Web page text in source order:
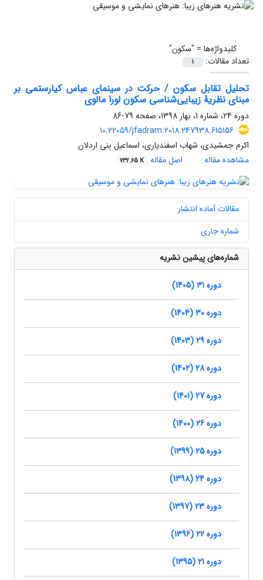
کلیدواژه‌ها = "سکون"
تعداد مقالات:
1
تحلیل تقابل سکون / حرکت در سینمای عباس کیارستمی بر
مبنای نظریۀ زیبایی‌شناسی سکون لورا مالوی
دوره 24، شماره 1، بهار 1398، صفحه
79-86
10.22059/jfadram.2018.247938.615156
اکرم جمشیدی، شهاب اسفندیاری، اسماعیل بنی اردلان
مشاهده مقاله
اصل مقاله 732.65 K
مقالات آماده انتشار
شماره جاری
شماره‌های پیشین نشریه
دوره 31 (1405)
دوره 30 (1404)
دوره 29 (1403)
دوره 28 (1402)
دوره 27 (1401)
دوره 26 (1400)
دوره 25 (1399)
دوره 24 (1398)
دوره 23 (1397)
دوره 22 (1396)
دوره 21 (1395)